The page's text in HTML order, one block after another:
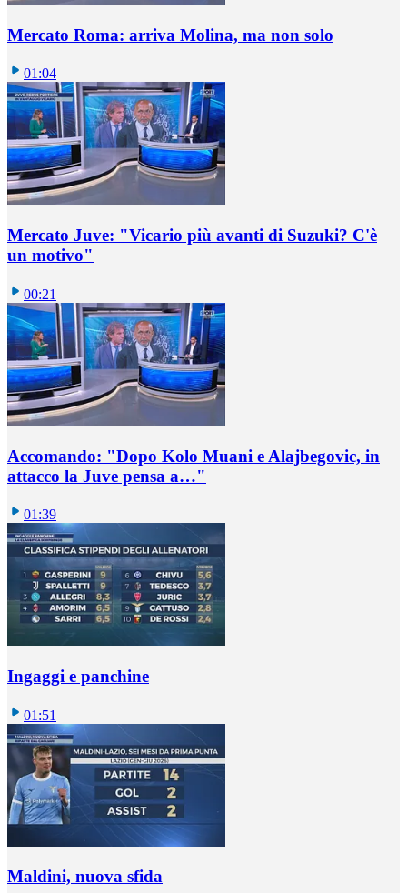
Mercato Roma: arriva Molina, ma non solo
01:04
Mercato Juve: "Vicario più avanti di Suzuki? C'è
un motivo"
00:21
Accomando: "Dopo Kolo Muani e Alajbegovic, in
attacco la Juve pensa a…"
01:39
Ingaggi e panchine
01:51
Maldini, nuova sfida